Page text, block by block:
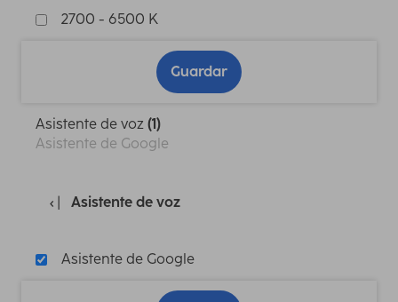
2700 - 6500 K
Guardar
Asistente de voz (1)
Asistente de Google
Asistente de voz
Asistente de Google